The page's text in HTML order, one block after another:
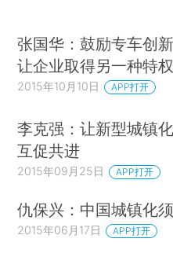
张国华：鼓励专车创
让企业取得另一种特权
2015年10月10日 APP打开
李克强：让新型城镇
互促共进
2015年09月25日 APP打开
仇保兴：中国城镇化
2015年06月17日 APP打开